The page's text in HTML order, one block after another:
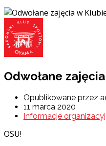
Odwołane
Opublikowane przez
11 marca 2020
Informacje
OSU!